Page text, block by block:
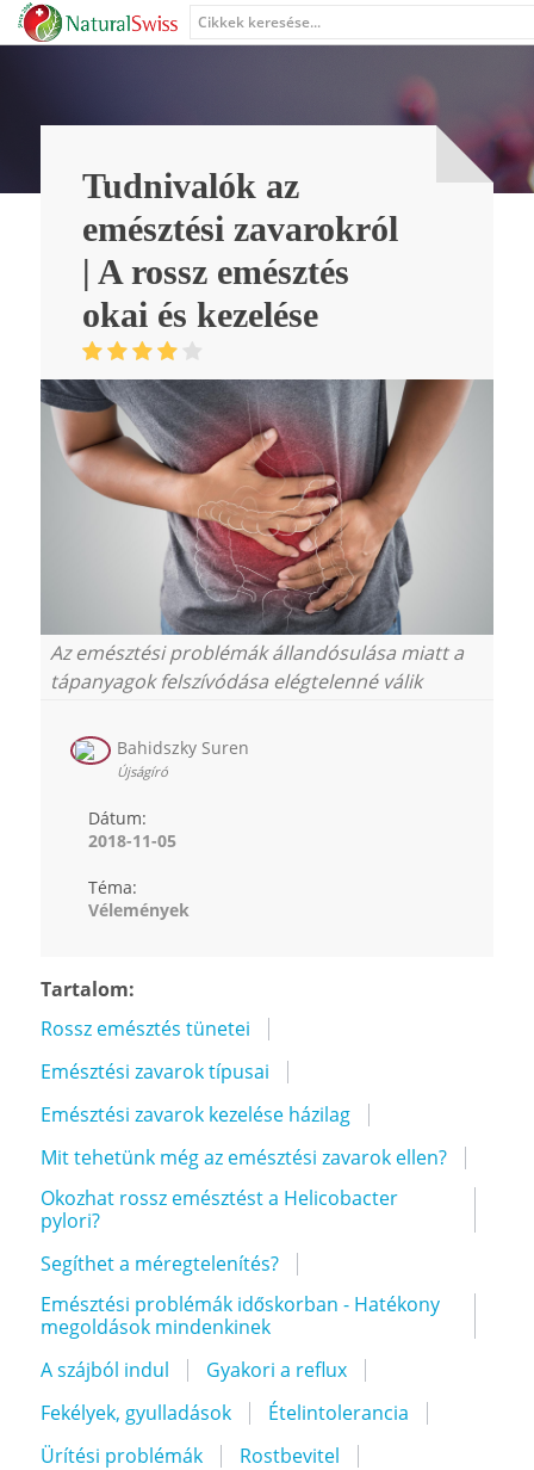
Tudnivalók az
emésztési zavarokról
| A rossz emésztés
okai és kezelése
Az emésztési problémák állandósulása miatt a
tápanyagok felszívódása elégtelenné válik
Bahidszky Suren
Újságíró
Dátum:
2018-11-05
Téma:
Vélemények
Tartalom:
Rossz emésztés tünetei
Emésztési zavarok típusai
Emésztési zavarok kezelése házilag
Mit tehetünk még az emésztési zavarok ellen?
Okozhat rossz emésztést a Helicobacter
pylori?
Segíthet a méregtelenítés?
Emésztési problémák időskorban - Hatékony
megoldások mindenkinek
A szájból indul
Gyakori a reflux
Fekélyek, gyulladások
Ételintolerancia
Ürítési problémák
Rostbevitel